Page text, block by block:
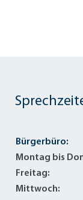
Bürgerbüro:
Montag bis
Freitag:
Mittwoch: